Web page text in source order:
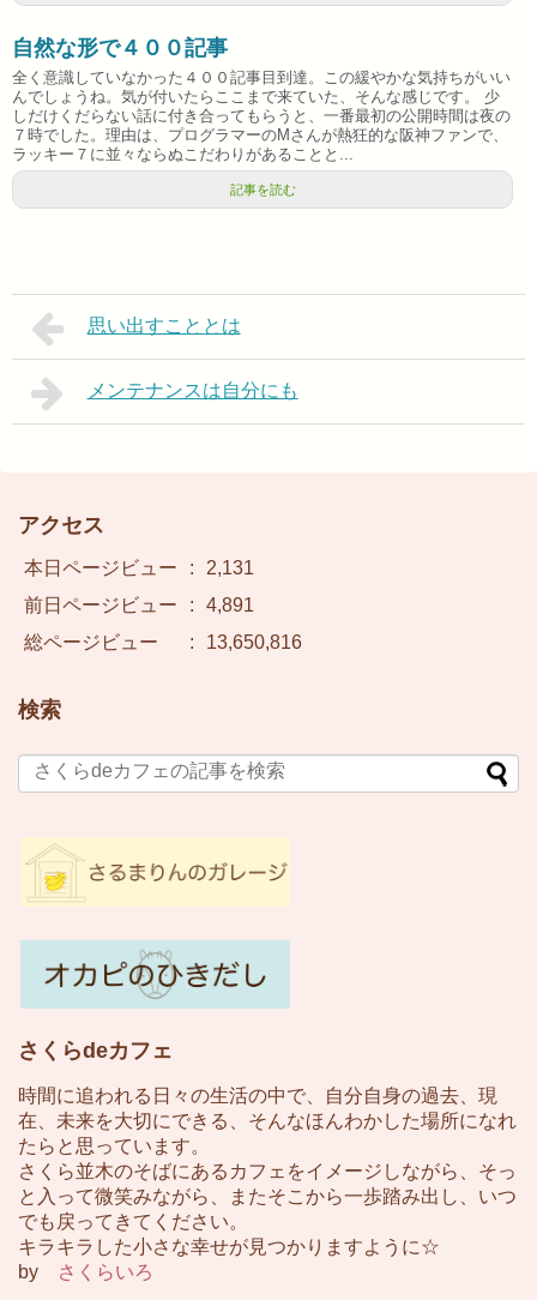
自然な形で４００記事
全く意識していなかった４００記事目到達。この緩やかな気持ちがいい
んでしょうね。気が付いたらここまで来ていた、そんな感じです。 少
しだけくだらない話に付き合ってもらうと、一番最初の公開時間は夜の
７時でした。理由は、プログラマーのMさんが熱狂的な阪神ファンで、
ラッキー７に並々ならぬこだわりがあることと...
記事を読む
思い出すこととは
メンテナンスは自分にも
アクセス
本日ページビュー :
2,131
前日ページビュー
:
4,891
総ページビュー
: 13,650,816
検索
さくらdeカフェ
時間に追われる日々の生活の中で、自分自身の過去、現
在、未来を大切にできる、そんなほんわかした場所になれ
たらと思っています。
さくら並木のそばにあるカフェをイメージしながら、そっ
と入って微笑みながら、またそこから一歩踏み出し、いつ
でも戻ってきてください。
キラキラした小さな幸せが見つかりますように☆
by
さくらいろ